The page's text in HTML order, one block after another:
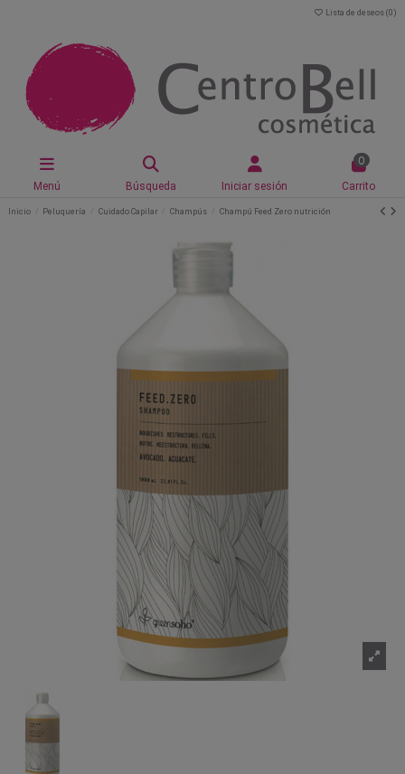
Lista de deseos (0 )
Menú Búsqueda Iniciar sesión
0
Carrito
Inicio Peluquería Cuidado Capilar Champús Champú Feed Zero nutrición